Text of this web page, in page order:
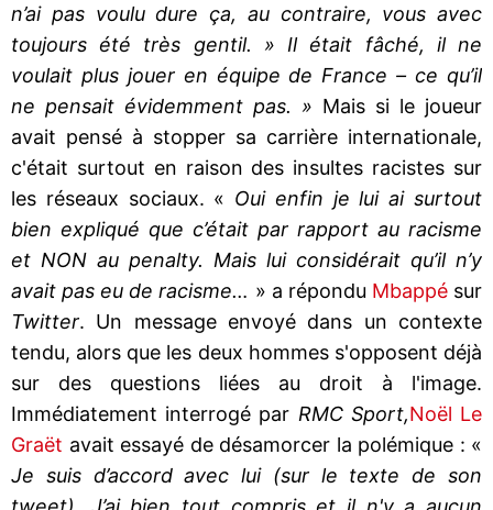
n’ai pas voulu dure ça, au contraire, vous avec
toujours été très gentil. » Il était fâché, il ne
voulait plus jouer en équipe de France – ce qu’il
ne pensait évidemment pas. » Mais si le joueur
avait pensé à stopper sa carrière internationale,
c'était surtout en raison des insultes racistes sur
les réseaux sociaux. « Oui enfin je lui ai surtout
bien expliqué que c’était par rapport au racisme
et NON au penalty. Mais lui considérait qu’il n’y
avait pas eu de racisme… » a répondu Mbappésur
Twitter. Un message envoyé dans un contexte
tendu, alors que les deux hommes s'opposent déjà
sur des questions liées au droit à l'image.
Immédiatement interrogé par RMC Sport,Noël Le
Graët avait essayé de désamorcer la polémique : «
Je suis d’accord avec lui (sur le texte de son